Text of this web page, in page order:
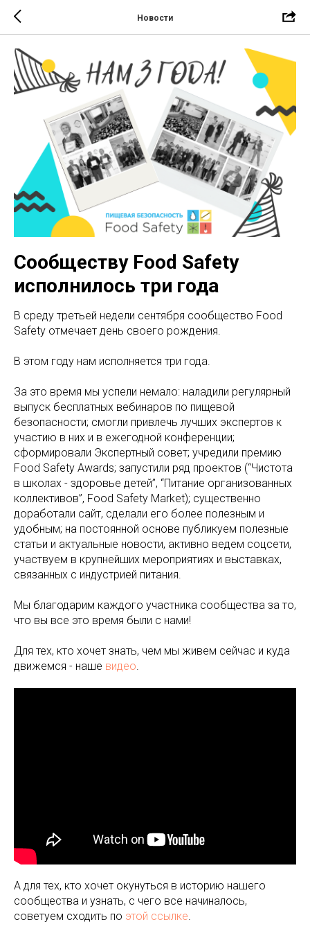
Новости
Сообществу Food Safety
исполнилось три года
В среду третьей недели сентября сообщество Food
Safety отмечает день своего рождения.
В этом году нам исполняется три года.
За это время мы успели немало: наладили регулярный
выпуск бесплатных вебинаров по пищевой
безопасности; смогли привлечь лучших экспертов к
участию в них и в ежегодной конференции;
сформировали Экспертный совет; учредили премию
Food Safety Awards; запустили ряд проектов (“Чистота
в школах - здоровье детей”, “Питание организованных
коллективов”, Food Safety Market); существенно
доработали сайт, сделали его более полезным и
удобным; на постоянной основе публикуем полезные
статьи и актуальные новости, активно ведем соцсети,
участвуем в крупнейших мероприятиях и выставках,
связанных с индустрией питания.
Мы благодарим каждого участника сообщества за то,
что вы все это время были с нами!
Для тех, кто хочет знать, чем мы живем сейчас и куда
движемся - наше видео.
А для тех, кто хочет окунуться в историю нашего
сообщества и узнать, с чего все начиналось,
советуем сходить по этой ссылке